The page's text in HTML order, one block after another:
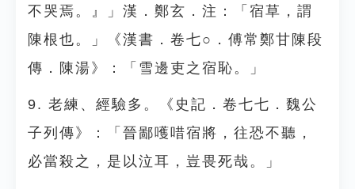
不哭焉。』」漢．鄭玄．注：「宿草，謂
陳根也。」《漢書．卷七○．傅常鄭甘陳段
傳．陳湯》：「雪邊吏之宿恥。」
9. 老練、經驗多。《史記．卷七七．魏公
子列傳》：「晉鄙嚄唶宿將，往恐不聽，
必當殺之，是以泣耳，豈畏死哉。」